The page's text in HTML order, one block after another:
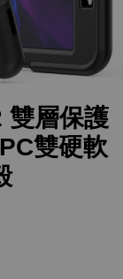
雙層保護
雙硬軟